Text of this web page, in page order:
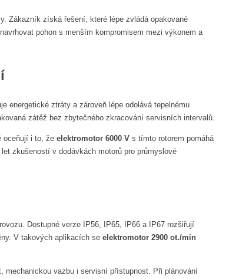
Zákazník získá řešení, které lépe zvládá opakované
pohon s menším kompromisem mezi výkonem a
energetické ztráty a zároveň lépe odolává tepelnému
zátěž bez zbytečného zkracování servisních intervalů.
oceňují i to, že elektromotor 6000 V s tímto rotorem pomáhá
zkušeností v dodávkách motorů pro průmyslové
Dostupné verze IP56, IP65, IP66 a IP67 rozšiřují
V takových aplikacích se elektromotor 2900 ot./min
mechanickou vazbu i servisní přístupnost. Při plánování